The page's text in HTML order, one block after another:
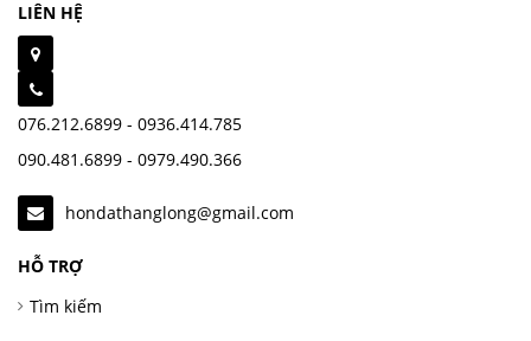
LIÊN HỆ
076.212.6899 - 0936.414.785
090.481.6899 - 0979.490.366
hondathanglong@gmail.com
HỖ TRỢ
Tìm kiếm